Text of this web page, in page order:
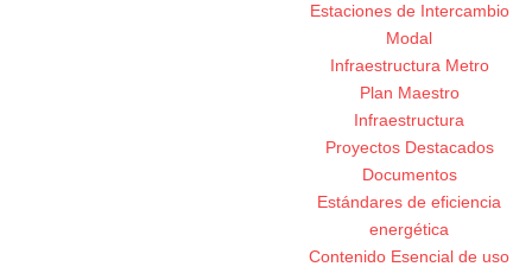
Estaciones de Intercambio
Modal
Infraestructura Metro
Plan Maestro
Infraestructura
Proyectos Destacados
Documentos
Estándares de eficiencia
energética
Contenido Esencial de uso